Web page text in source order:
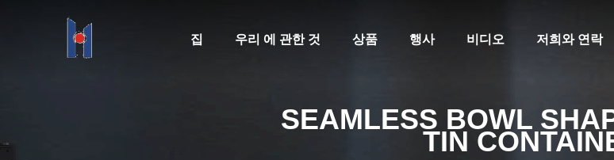
집 우리 에 관한 것 상품 행사 비디오 저희와 연락
SEAMLESS BOWL
TIN